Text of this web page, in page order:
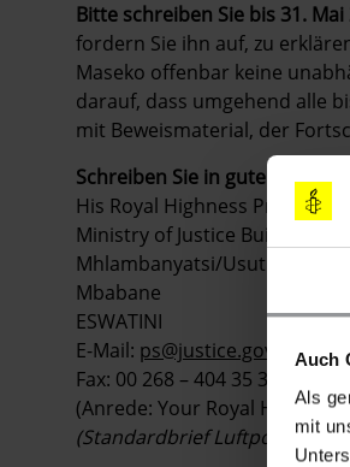
Auch
Als
mit
Bitte schreiben Sie bis 31.
fordern Sie ihn auf, zu
Maseko offenbar keine
darauf, dass umgehend alle
mit Beweismaterial, der
Schreiben Sie in gutem
His Royal Highness Prince
Ministry of Justice Building, 5th
Mhlambanyatsi/Usuthu Link
Mbabane
ESWATINI
E-Mail: ps@justice.gov.sz
Fax: 00 268 – 404 35 33
(Anrede: Your Royal
(Standardbrief Luftpost bis 20